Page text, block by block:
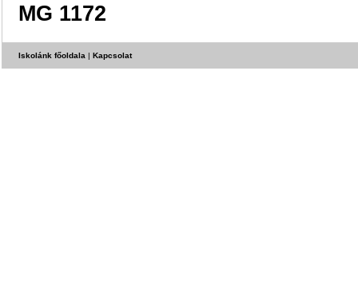
MG 1172
Iskolánk főoldala | Kapcsolat